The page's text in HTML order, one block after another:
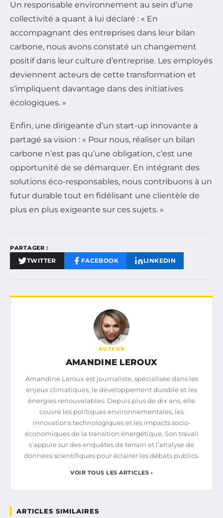
Un responsable environnement au sein d’une
collectivité a quant à lui déclaré : « En
accompagnant des entreprises dans leur bilan
carbone, nous avons constaté un changement
positif dans leur culture d’entreprise. Les employés
deviennent acteurs de cette transformation et
s’impliquent davantage dans des initiatives
écologiques. »
Enfin, une dirigeante d’un start-up innovante a
partagé sa vision : « Pour nous, réaliser un bilan
carbone n’est pas qu’une obligation, c’est une
opportunité de se démarquer. En intégrant des
solutions éco-responsables, nous contribuons à un
futur durable tout en fidélisant une clientèle de
plus en plus exigeante sur ces sujets. »
PARTAGER :
TWITTER FACEBOOK LINKEDIN
AUTEUR
AMANDINE LEROUX
Amandine Leroux est journaliste, spécialisée dans les
enjeux climatiques, le développement durable et les
énergies renouvelables. Depuis plus de dix ans, elle
couvre les politiques environnementales, les
innovations technologiques et les impacts socio-
économiques de la transition énergétique. Son travail
s’appuie sur des enquêtes de terrain et l’analyse de
données scientifiques pour éclairer les débats publics.
VOIR TOUS LES ARTICLES ›
ARTICLES SIMILAIRES